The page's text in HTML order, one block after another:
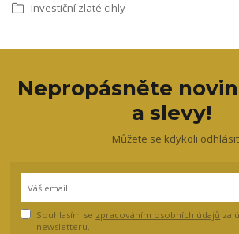
Investiční zlaté cihly
Nepropásněte
a slevy!
Můžete se kdykoli
Souhlasím se zpracováním osobních údajů za
newsletteru.